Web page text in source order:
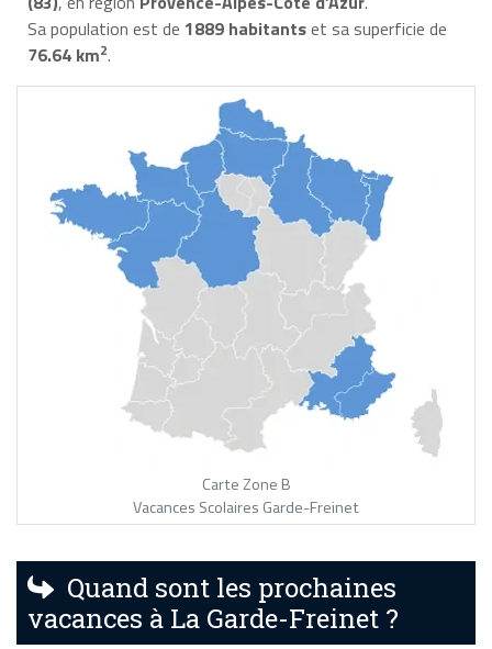
Sa population est de 1889 habitantset sa superficie de
76.64 km2.
Carte Zone B
Vacances Scolaires Garde-Freinet
Quand sont les prochaines
vacances à La Garde-Freinet ?